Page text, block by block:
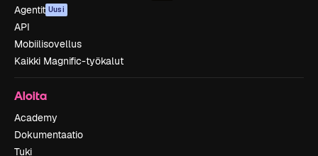
Agentit Uusi
API
Mobiilisovellus
Kaikki Magnific-työkalut
Aloita
Academy
Dokumentaatio
Tuki